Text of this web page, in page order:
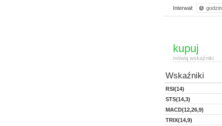
Interwał:
kupuj
mówią wskaźniki
Wskaźniki
RSI(14)
STS(14,3)
MACD(12,26,9)
TRIX(14,9)